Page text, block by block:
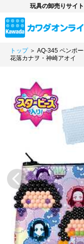
玩具の卸売りサイト
トップ＞ AQ-345 ペンポ
花落カナヲ・神崎アオイ
Previous